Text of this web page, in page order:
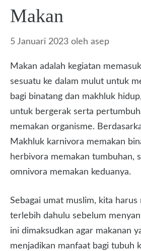
Makan
5 Januari 2023 oleh asep
Makan adalah kegiatan
sesuatu ke dalam mulut untuk
bagi binatang dan makhluk
untuk bergerak serta
memakan organisme.
Makhluk karnivora memakan
herbivora memakan tumbuhan,
omnivora memakan keduanya.
Sebagai umat muslim, kita harus
terlebih dahulu sebelum
ini dimaksudkan agar makanan
menjadikan manfaat bagi tubuh